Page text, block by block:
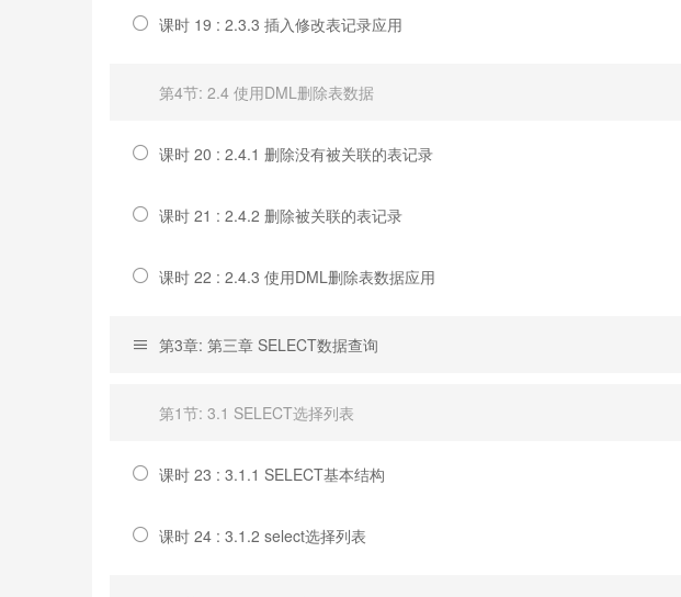
课时 19 : 2.3.3 插入修改表记录应用
第4节: 2.4 使用DML删除表数据
课时 20 : 2.4.1 删除没有被关联的表记录
课时 21 : 2.4.2 删除被关联的表记录
课时 22 : 2.4.3 使用DML删除表数据应用
第3章: 第三章 SELECT数据查询
第1节: 3.1 SELECT选择列表
课时 23 : 3.1.1 SELECT基本结构
课时 24 : 3.1.2 select选择列表